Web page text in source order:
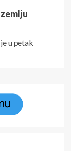
u petak